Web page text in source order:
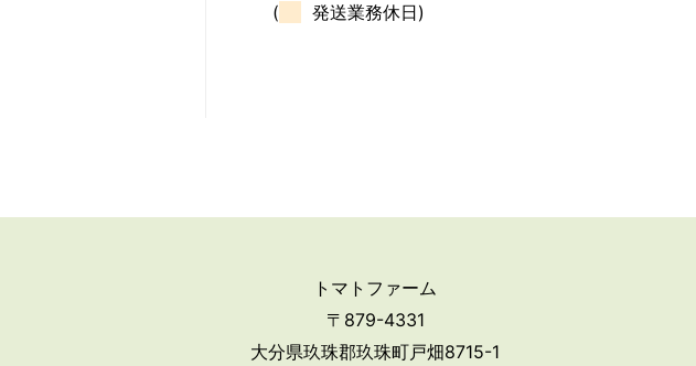
(
発送業務休日)
トマトファーム
〒879-4331
大分県玖珠郡玖珠町戸畑8715-1